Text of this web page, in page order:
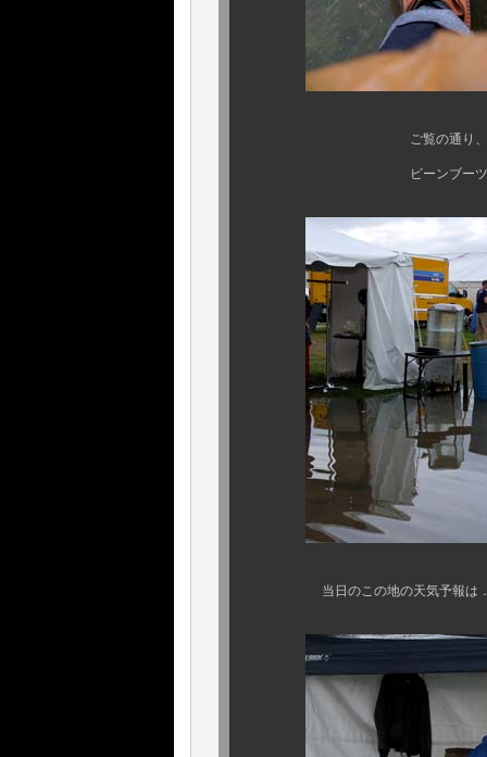
ご覧の通り、今年も天候
ビーンブーツも何のその．
当日のこの地の天気予報は．．．